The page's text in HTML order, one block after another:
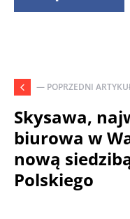
— POPRZEDNI
Skysawa,
biurowa w
nową
Polskiego